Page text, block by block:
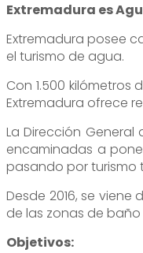
Extremadura es
Extremadura posee
el turismo de agua.
Con 1.500
Extremadura ofrece
La Dirección
encaminadas a
pasando por turismo
Desde 2016, se
de las zonas de
Objetivos: